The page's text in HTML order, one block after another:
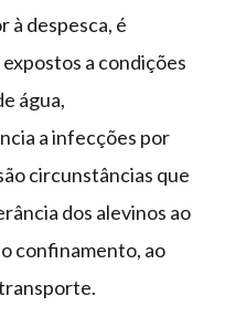
à despesca, é
a condições
água,
a infecções por
circunstâncias que
dos alevinos ao
confinamento, ao